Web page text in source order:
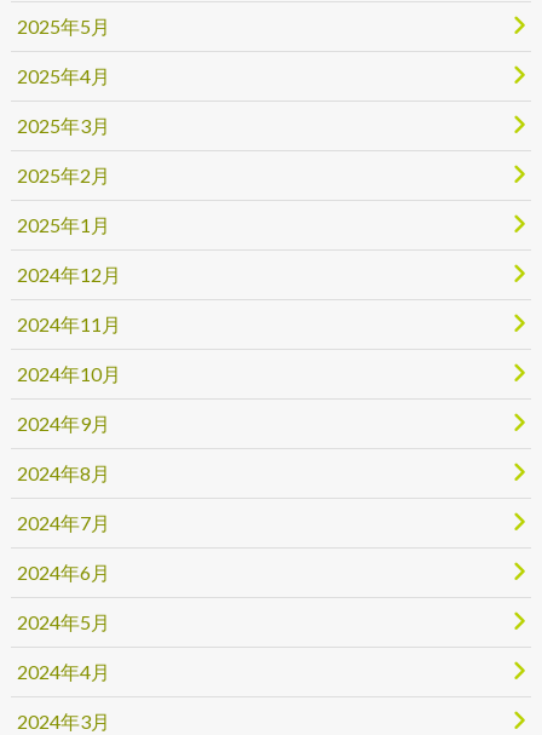
2025年5月
2025年4月
2025年3月
2025年2月
2025年1月
2024年12月
2024年11月
2024年10月
2024年9月
2024年8月
2024年7月
2024年6月
2024年5月
2024年4月
2024年3月